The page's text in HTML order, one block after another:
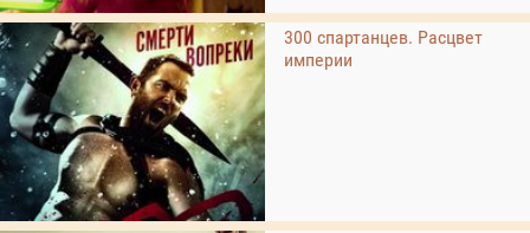
300 спартанцев. Расцвет
империи